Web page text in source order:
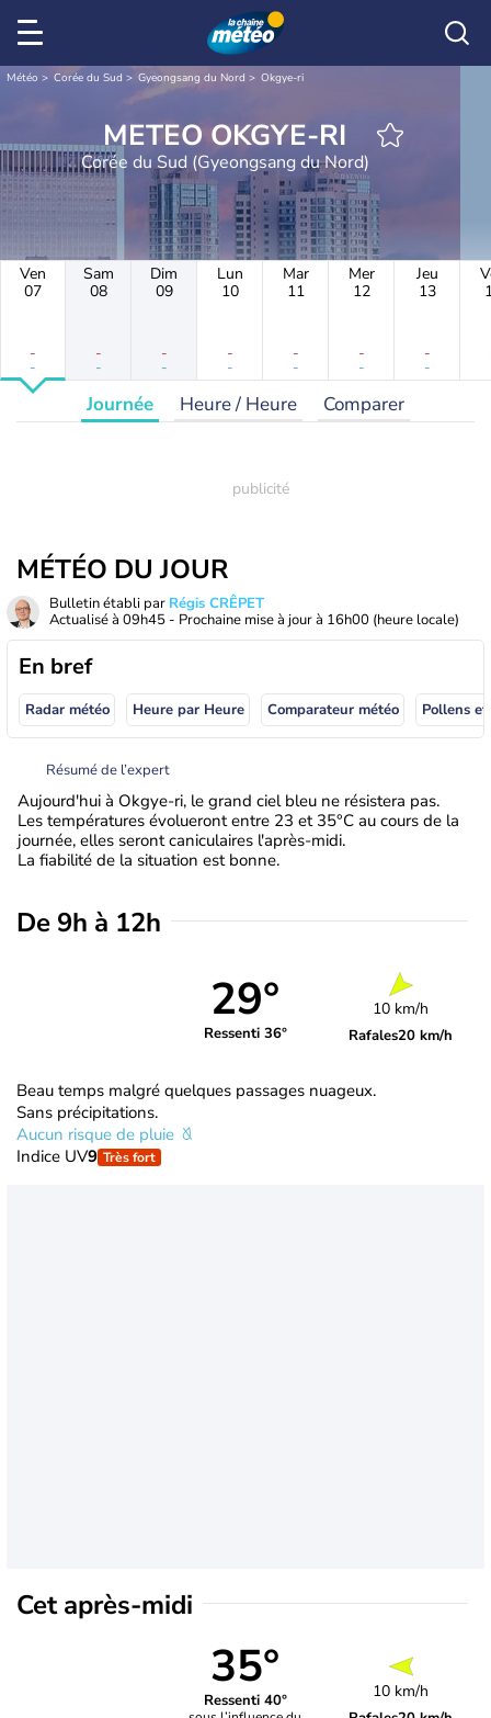
Météo Corée du Sud Gyeongsang du Nord Okgye-ri
METEO OKGYE-RI
Corée du Sud (Gyeongsang du Nord)
Ven
07
-
-
Sam
08
-
-
Dim
09
-
-
Lun
10
-
-
Mar
11
-
-
Mer
12
-
-
Jeu
13
-
-
Journée Heure / Heure Comparer
MÉTÉO DU JOUR
Bulletin établi par Régis CRÊPET
Actualisé à 09h45 - Prochaine mise à jour à 16h00 (heure locale)
En bref
Radar météo Heure par Heure Comparateur météo Pollens
Résumé de l’expert
Aujourd'hui à Okgye-ri, le grand ciel bleu ne résistera pas.
Les températures évolueront entre 23 et 35°C au cours de la
journée, elles seront caniculaires l'après-midi.
La fiabilité de la situation est bonne.
De 9h à 12h
29°
Ressenti 36°
10 km/h
Rafales20 km/h
Beau temps malgré quelques passages nuageux.
Sans précipitations.
Aucun risque de pluie
Indice UV9 Très fort
Cet après-midi
35°
Ressenti 40° 10 km/h